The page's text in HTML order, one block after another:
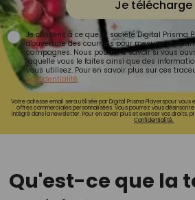
Je télécharge
Je consens à ce que la société Digital Prisma
d'ouverture des courriels pour mesurer et
campagnes. Nous pourrons savoir si vous
laquelle vous le faites ainsi que des
vous utilisez. Pour en savoir plus sur ces
confidentialité.
Votre adresse email sera utilisée par Digital Prisma Playerspour
offres commerciales personnalisées. Vous pourrez vous
intégré dans la newsletter. Pour en savoir plus et exercer vos droits,
Confidentialité.
Qu'est-ce que la